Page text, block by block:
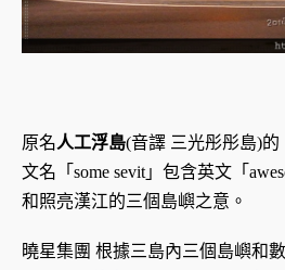
原名人工浮島(音譯 三光彤彤島)的
文名「some sevit」包含英文「
和照亮漢江的三個島嶼之意。
曉星集團 根據三島內三個島嶼和